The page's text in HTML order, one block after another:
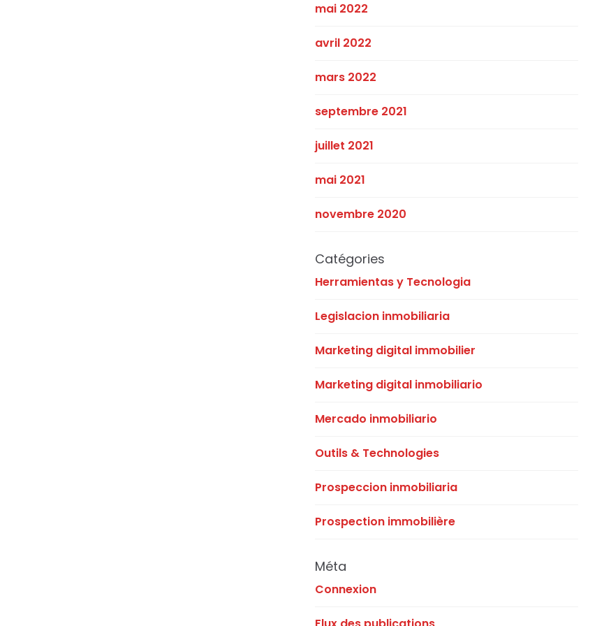
mai 2022
avril 2022
mars 2022
septembre 2021
juillet 2021
mai 2021
novembre 2020
Catégories
Herramientas y Tecnologia
Legislacion inmobiliaria
Marketing digital immobilier
Marketing digital inmobiliario
Mercado inmobiliario
Outils & Technologies
Prospeccion inmobiliaria
Prospection immobilière
Méta
Connexion